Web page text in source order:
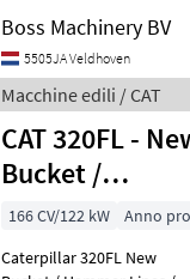
Bucket Year: 2009 Reference
number: BM006818 Hours:
11.563 Type 345C UHD - 27
Meter Demo
Boss Machinery BV
5505JA Veldhoven
Macchine edili / CAT
CAT 320FL -
Bucket /
Hammer Lines
Camera
166 CV/122 kW Anno
Caterpillar 320FL New